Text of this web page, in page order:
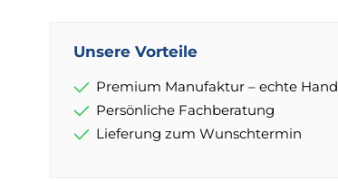
Unsere Vorteile
Premium Manufaktur – echte
Persönliche Fachberatung
Lieferung zum Wunschtermin